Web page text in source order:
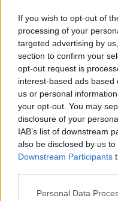
If you wish to opt-out of
processing of your
targeted advertising by
section to confirm your
opt-out request is
interest-based ads
us or personal
your opt-out. You may
disclosure of your
IAB’s list of downstream
also be disclosed by us
Downstream Participants
Please note that this
Personal Data